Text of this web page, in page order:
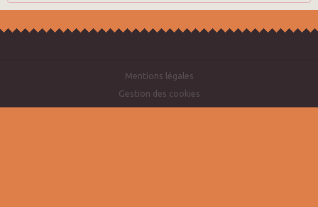
Mentions légales
Gestion des cookies